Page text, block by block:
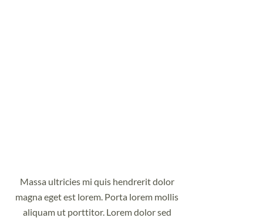
Massa ultricies mi quis hendrerit dolor
magna eget est lorem. Porta lorem mollis
aliquam ut porttitor. Lorem dolor sed